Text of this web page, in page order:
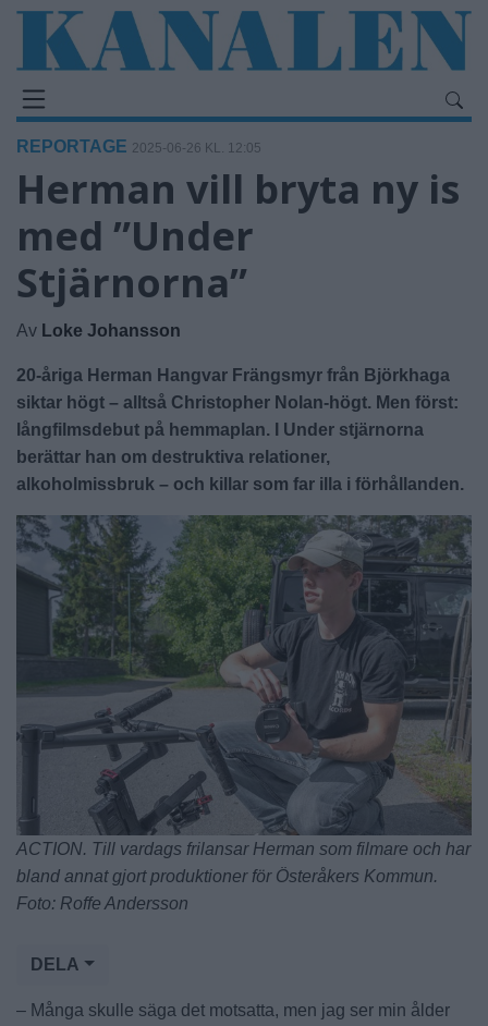
REPORTAGE 2025-06-26 KL. 12:05
Herman vill bryta ny is
med ”Under
Stjärnorna”
Av Loke Johansson
20-åriga Herman Hangvar Frängsmyr från Björkhaga
siktar högt – alltså Christopher Nolan-högt. Men först:
långfilmsdebut på hemmaplan. I Under stjärnorna
berättar han om destruktiva relationer,
alkoholmissbruk – och killar som far illa i förhållanden.
ACTION. Till vardags frilansar Herman som filmare och har
bland annat gjort produktioner för Österåkers Kommun.
Foto: Roffe Andersson
DELA
– Många skulle säga det motsatta, men jag ser min ålder